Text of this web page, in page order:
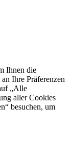
Ihnen die
Ihre Präferenzen
„Alle
aller Cookies
besuchen, um